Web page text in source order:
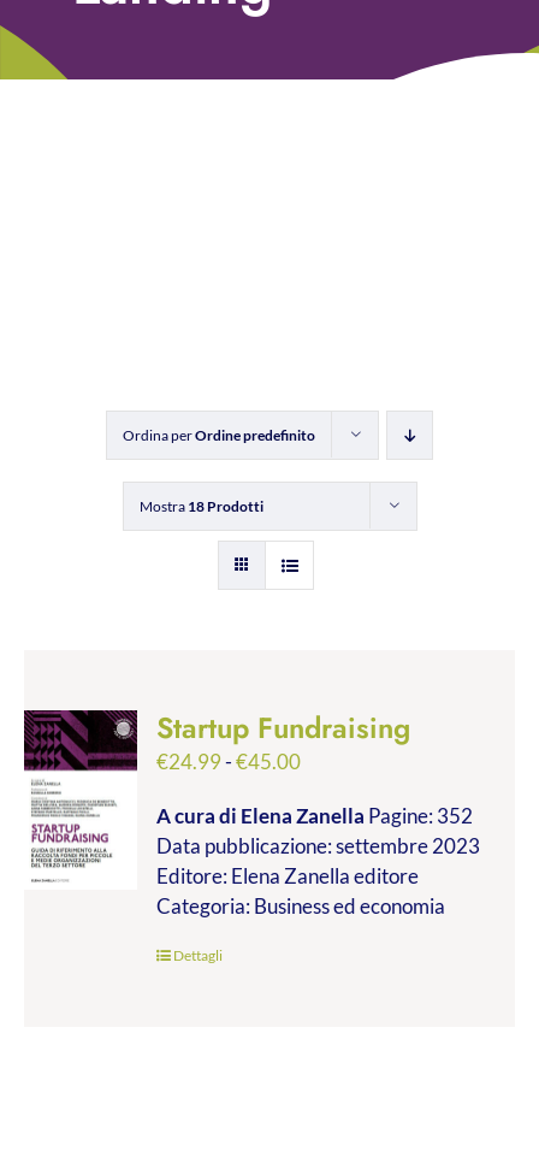
Fundraising Academy
Ordina perOrdine predefinito
Mostra 18 Prodotti
Startup Fundraising
€24.99-€45.00Fascia
prezzo:
da
€24.99
a
A cura di Elena Zanella Pagine: 352
Data pubblicazione: settembre 2023
Editore: Elena Zanella editore
Categoria: Business ed economia
Dettagli